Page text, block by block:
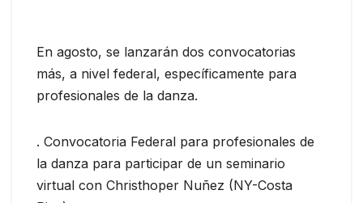
En agosto, se lanzarán dos convocatorias
más, a nivel federal, específicamente para
profesionales de la danza.
. Convocatoria Federal para profesionales de
la danza para participar de un seminario
virtual con Christhoper Nuñez (NY-Costa